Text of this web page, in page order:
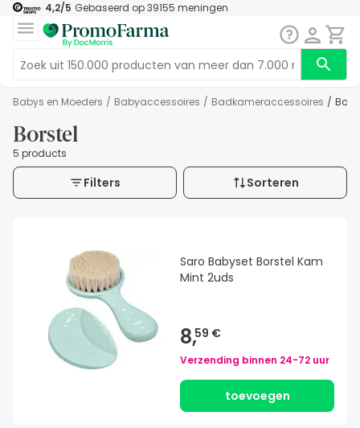
4,2/5 Gebaseerd op39155 meningen
Babys en Moeders / Babyaccessoires / Badkameraccessoires /
Borstel
5 products
Filters Sorteren
Saro Babyset Borstel Kam
Mint 2uds
8,59 €
Verzending binnen 24-72 uur
toevoegen